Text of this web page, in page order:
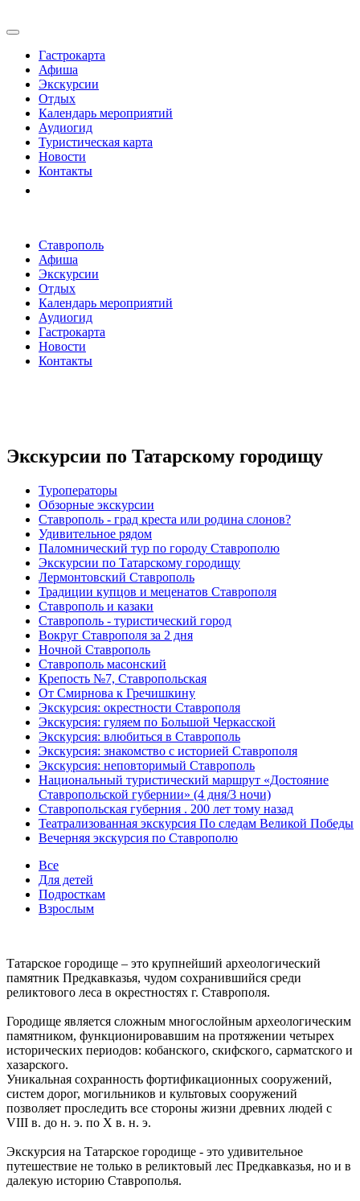
Гастрокарта
Афиша
Экскурсии
Отдых
Календарь мероприятий
Аудиогид
Туристическая карта
Новости
Контакты
Ставрополь
Афиша
Экскурсии
Отдых
Календарь мероприятий
Аудиогид
Гастрокарта
Новости
Контакты
Экскурсии по Татарскому городищу
Туроператоры
Обзорные экскурсии
Ставрополь - град креста или родина слонов?
Удивительное рядом
Паломнический тур по городу Ставрополю
Экскурсии по Татарскому городищу
Лермонтовский Ставрополь
Традиции купцов и меценатов Ставрополя
Ставрополь и казаки
Ставрополь - туристический город
Вокруг Ставрополя за 2 дня
Ночной Ставрополь
Ставрополь масонский
Крепость №7, Ставропольская
От Смирнова к Гречишкину
Экскурсия: окрестности Ставрополя
Экскурсия: гуляем по Большой Черкасской
Экскурсия: влюбиться в Ставрополь
Экскурсия: знакомство с историей Ставрополя
Экскурсия: неповторимый Ставрополь
Национальный туристический маршрут «Достояние
Ставропольской губернии» (4 дня/3 ночи)
Ставропольская губерния . 200 лет тому назад
Театрализованная экскурсия По следам Великой Победы
Вечерняя экскурсия по Ставрополю
Все
Для детей
Подросткам
Взрослым
Татарское городище – это крупнейший археологический
памятник Предкавказья, чудом сохранившийся среди
реликтового леса в окрестностях г. Ставрополя.
Городище является сложным многослойным археологическим
памятником, функционировавшим на протяжении четырех
исторических периодов: кобанского, скифского, сарматского и
хазарского.
Уникальная сохранность фортификационных сооружений,
систем дорог, могильников и культовых сооружений
позволяет проследить все стороны жизни древних людей с
VIII в. до н. э. по X в. н. э.
Экскурсия на Татарское городище - это удивительное
путешествие не только в реликтовый лес Предкавказья, но и в
далекую историю Ставрополья.